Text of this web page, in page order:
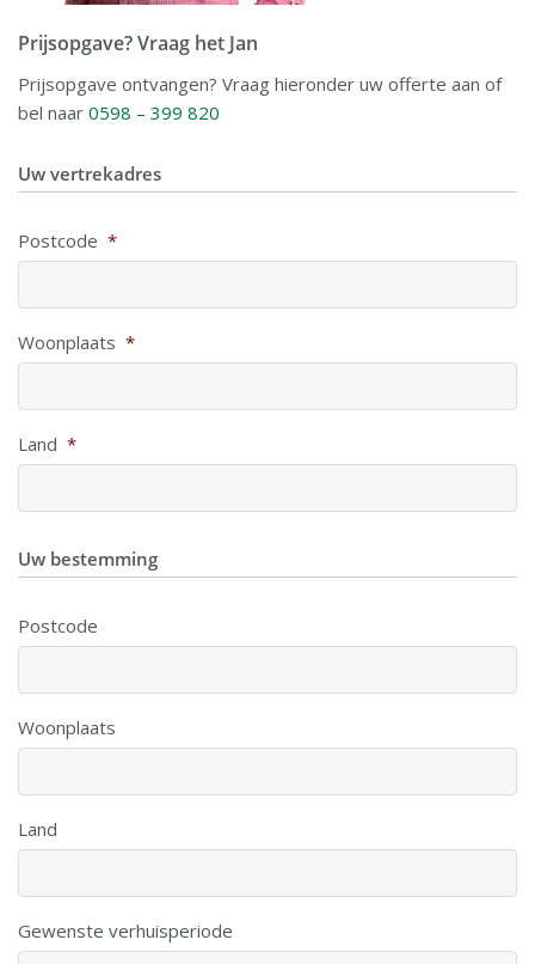
Prijsopgave? Vraag het Jan
Prijsopgave ontvangen? Vraag hieronder uw offerte aan of
bel naar 0598 – 399 820
Uw vertrekadres
Postcode *
Woonplaats *
Land *
Uw bestemming
Postcode
Woonplaats
Land
Gewenste verhuisperiode